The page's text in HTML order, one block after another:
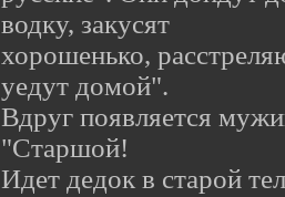
водку, закусят
хорошенько,
уедут домой".
Вдруг появляется
"Старшой!
Идет дедок в старой